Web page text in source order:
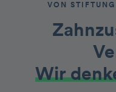
VON STIFTUNG
Wir